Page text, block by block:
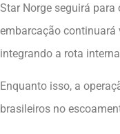
Star Norge seguirá para
embarcação continuará
integrando a rota
Enquanto isso, a
brasileiros no